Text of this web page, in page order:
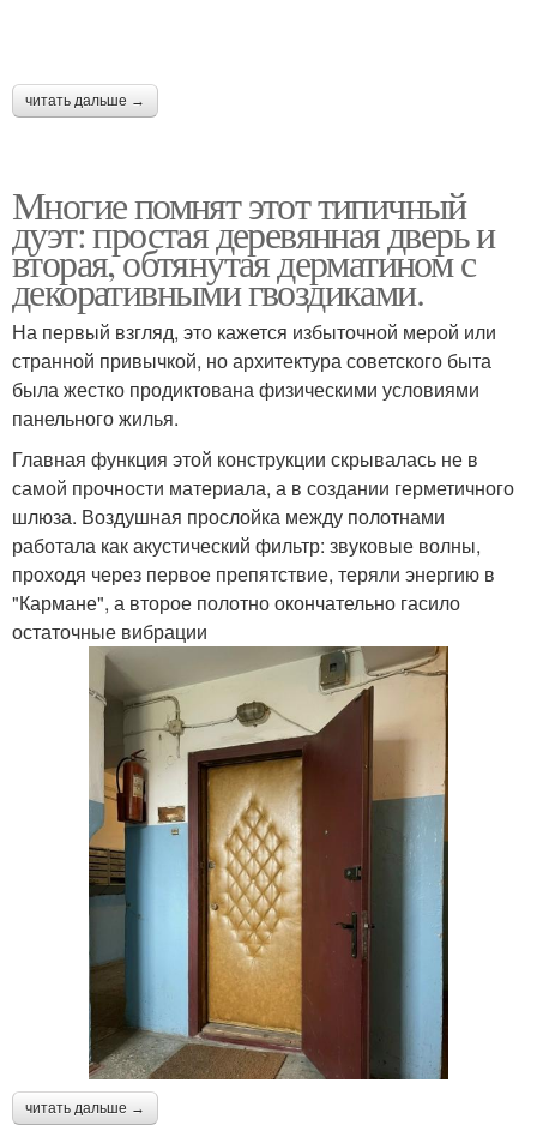
читать дальше →
Многие помнят этот типичный
дуэт: простая деревянная дверь и
вторая, обтянутая дерматином с
декоративными гвоздиками.
На первый взгляд, это кажется избыточной мерой или
странной привычкой, но архитектура советского быта
была жестко продиктована физическими условиями
панельного жилья.
Главная функция этой конструкции скрывалась не в
самой прочности материала, а в создании герметичного
шлюза. Воздушная прослойка между полотнами
работала как акустический фильтр: звуковые волны,
проходя через первое препятствие, теряли энергию в
"Кармане", а второе полотно окончательно гасило
остаточные вибрации
читать дальше →